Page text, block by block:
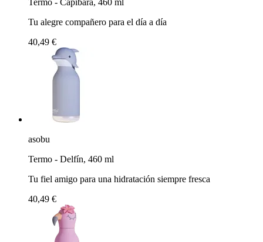
Tu alegre compañero para el día a día
40,49 €
asobu
Termo - Delfín, 460 ml
Tu fiel amigo para una hidratación siempre fresca
40,49 €